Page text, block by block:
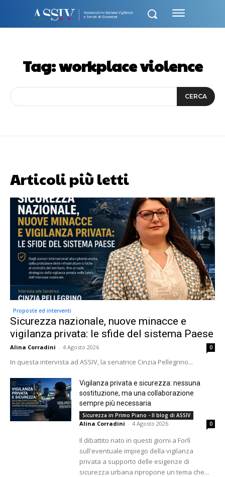
Tag:workplace violence
CERCA
Articoli più letti
Proposte ed interventi
Sicurezza nazionale, nuove minacce e
vigilanza privata: le sfide del sistema Paese
Alina Corradini - 4 Agosto 2026 0
In questa intervista ad ASSIV, la senatrice Cinzia Pellegrino...
Vigilanza privata e sicurezza: nessuna
sostituzione, ma una collaborazione
sempre più necessaria
Sicurezza in Primo Piano - Il blog di ASSIV
Alina Corradini - 4 Agosto 2026 0
Il dibattito nato in questi giorni a Forlì
sull'eventuale impiego della vigilanza
privata a supporto delle esigenze di
sicurezza urbana ripropone un tema che...